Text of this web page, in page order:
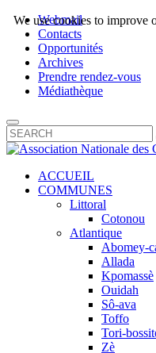
Webmail
Contacts
Opportunités
Archives
Prendre rendez-vous
Médiathèque
ACCUEIL
COMMUNES
Littoral
Cotonou
Atlantique
Abomey-
Allada
Kpomassè
Ouidah
Sô-ava
Toffo
Tori-
Zè
We use cookies to improve